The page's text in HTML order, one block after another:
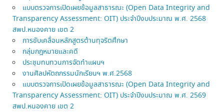
แบบตรวจการเปิดเผยข้อมูลสาธารณะ (Open Data Integrity and
Transparency Assessment: OIT) ประจำปีงบประมาณ พ.ศ. 2568
สพป.หนองคาย เขต 2
การขับเคลื่อนหลักสูตรต้านทุจริตศึกษา
กลุ่มกฎหมายและคดี
ประชุมทบทวนการจัดทำแผนฯ
งานศิลปหัตถกรรมนักเรียนฯ พ.ศ.2568
แบบตรวจการเปิดเผยข้อมูลสาธารณะ (Open Data Integrity and
Transparency Assessment: OIT) ประจำปีงบประมาณ พ.ศ. 2569
สพป.หนองคาย เขต 2